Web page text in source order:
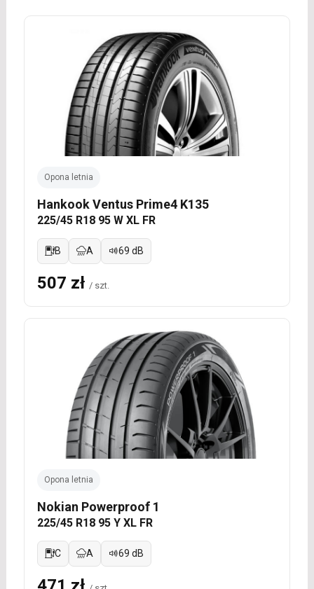
Opona letnia
Hankook Ventus Prime4 K135
225/45 R18 95 W XL FR
B A 69 dB
507 zł / szt.
Opona letnia
Nokian Powerproof 1
225/45 R18 95 Y XL FR
C A 69 dB